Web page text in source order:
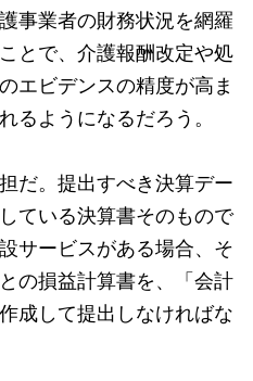
事業者の財務状況を網羅
とで、介護報酬改定や処
エビデンスの精度が高ま
るようになるだろう。
だ。提出すべき決算デー
ている決算書そのもので
サービスがある場合、そ
の損益計算書を、「会計
成して提出しなければな